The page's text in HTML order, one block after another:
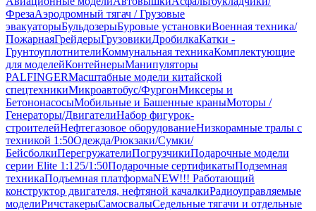
ФрезаАэродромный тягач / Грузовые
эвакуаторыБульдозерыБуровые установкиВоенная техника/
ПожарнаяГрейдерыГрузовикиДробилкаКатки -
ГрунтоуплотнителиКоммунальная техникаКомплектующие
для моделейКонтейнерыМанипуляторы
PALFINGERМасштабные модели китайской
спецтехникиМикроавтобус/ФургонМиксеры и
БетононасосыМобильные и Башенные краныМоторы /
Генераторы/ДвигателиНабор фигурок-
строителейНефтегазовое оборудованиеНизкорамные тралы с
техникой 1:50Одежда/Рюкзаки/Сумки/
БейсболкиПерегружателиПогрузчикиПодарочные модели
серии Elite 1:125/1:50Подарочные сертификатыПодземная
техникаПодъемная платформаNEW!!! Работающий
конструктор двигателя, нефтяной качалкиРадиоуправляемые
моделиРичстакерыСамосвалыСедельные тягачи и отдельные